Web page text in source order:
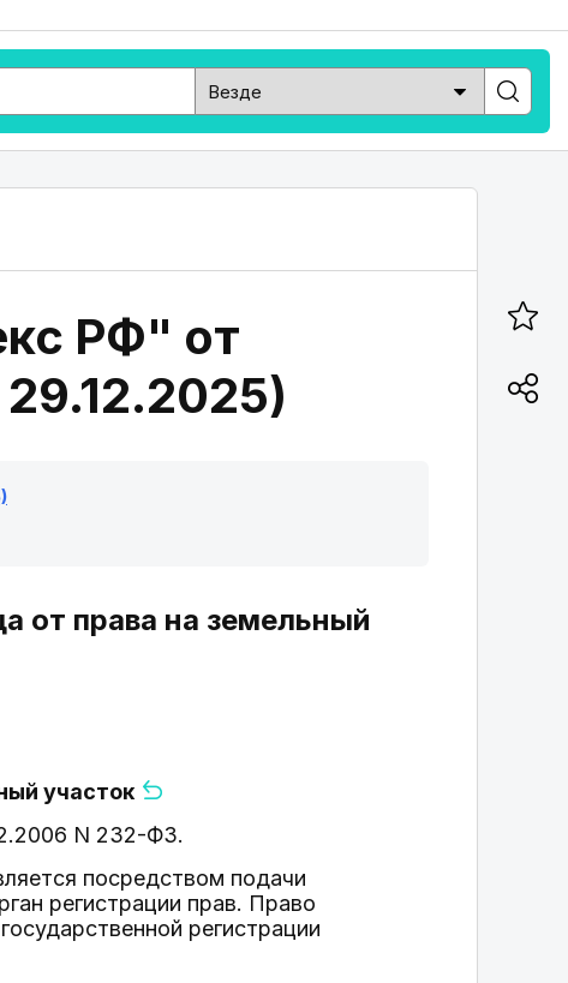
РФ" от
от права на земельный
участок
N 232-ФЗ.
посредством подачи
регистрации прав. Право
регистрации